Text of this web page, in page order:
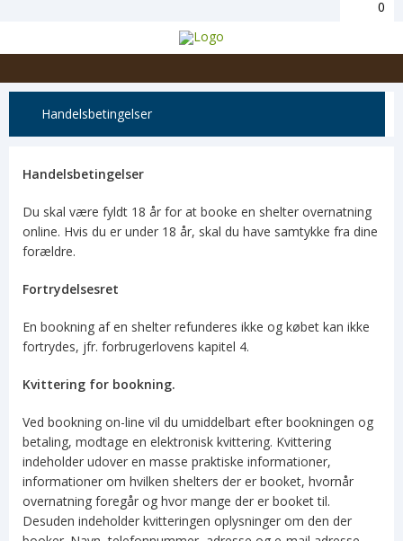
0
Handelsbetingelser
Handelsbetingelser
Du skal være fyldt 18 år for at booke en shelter overnatning
online. Hvis du er under 18 år, skal du have samtykke fra dine
forældre.
Fortrydelsesret
En bookning af en shelter refunderes ikke og købet kan ikke
fortrydes, jfr. forbrugerlovens kapitel 4.
Kvittering for bookning.
Ved bookning on-line vil du umiddelbart efter bookningen og
betaling, modtage en elektronisk kvittering. Kvittering
indeholder udover en masse praktiske informationer,
informationer om hvilken shelters der er booket, hvornår
overnatning foregår og hvor mange der er booket til.
Desuden indeholder kvitteringen oplysninger om den der